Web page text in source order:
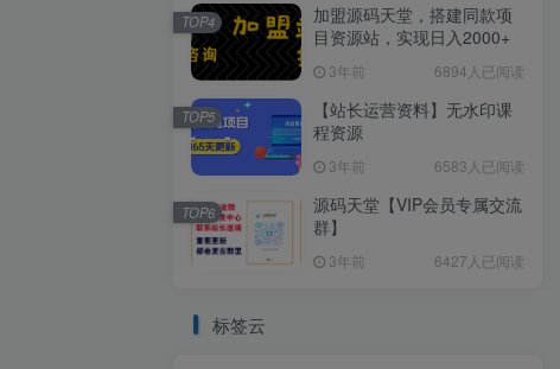
加盟源码天堂，搭建同款项
目资源站，实现日入2000+
3年前 6894人已阅读
TOP4
【站长运营资料】无水印课
程资源
3年前 6583人已阅读
TOP5
源码天堂【VIP会员专属交流
群】
3年前 6427人已阅读
TOP6
标签云